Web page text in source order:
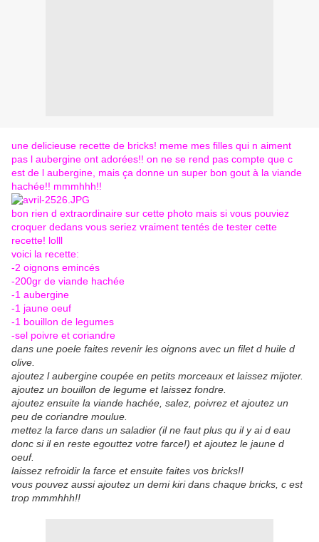
une delicieuse recette de bricks! meme mes filles qui n aiment
pas l aubergine ont adorées!! on ne se rend pas compte que c
est de l aubergine, mais ça donne un super bon gout à la viande
hachée!! mmmhhh!!
bon rien d extraordinaire sur cette photo mais si vous pouviez
croquer dedans vous seriez vraiment tentés de tester cette
recette! lolll
voici la recette:
-2 oignons emincés
-200gr de viande hachée
-1 aubergine
-1 jaune oeuf
-1 bouillon de legumes
-sel poivre et coriandre
dans une poele faites revenir les oignons avec un filet d huile d
olive.
ajoutez l aubergine coupée en petits morceaux et laissez mijoter.
ajoutez un bouillon de legume et laissez fondre.
ajoutez ensuite la viande hachée, salez, poivrez et ajoutez un
peu de coriandre moulue.
mettez la farce dans un saladier (il ne faut plus qu il y ai d eau
donc si il en reste egouttez votre farce!) et ajoutez le jaune d
oeuf.
laissez refroidir la farce et ensuite faites vos bricks!!
vous pouvez aussi ajoutez un demi kiri dans chaque bricks, c est
trop mmmhhh!!